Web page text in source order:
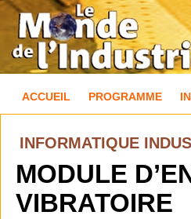
ACCUEIL PROGRAMME
INFORMATIQUE
MODULE
VIBRATOIRE